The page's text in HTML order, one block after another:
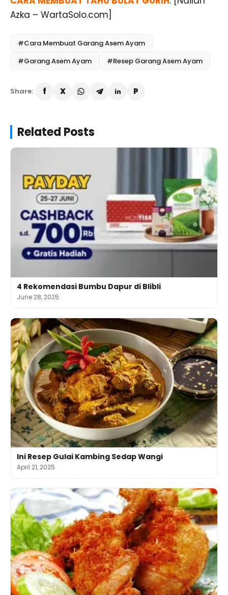
Azka – WartaSolo.com]
#Cara Membuat Garang Asem Ayam
#Garang Asem Ayam
#Resep Garang Asem Ayam
Share:
Related Posts
4 Rekomendasi Bumbu Dapur di Blibli
June 28, 2025
Ini Resep Gulai Kambing Sedap Wangi
April 21, 2025